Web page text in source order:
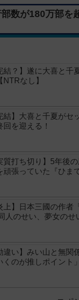
部数が180万部
結？】遂に大喜と
NTRなし】
結】大喜と千夏が
回を迎える！
質打ち切り】5年後
頑張っていた『ひま
上】日本三國の作
人のせい、夢女の
違い】みい山と無
くのが推しポイント